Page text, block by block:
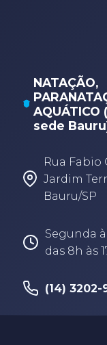
NATAÇÃO,
AQUÁTICO
sede
Rua Fabio
Jardim
Bauru/SP
Segunda
das 8h às
(14) 3202-